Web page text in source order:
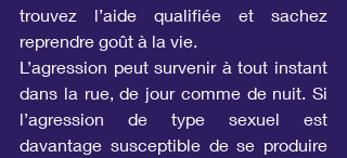
trouvez l’aide qualifiée et sachez
reprendre goût à la vie.
L’agression peut survenir à tout instant
dans la rue, de jour comme de nuit. Si
l’agression de type sexuel est
davantage susceptible de se produire